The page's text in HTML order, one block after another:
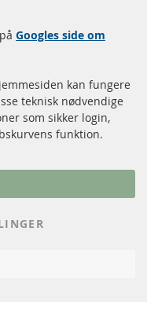
Googles side om
kan fungere
teknisk nødvendige
som sikker login,
funktion.